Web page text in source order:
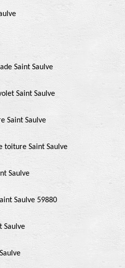
Saint Saulve
Saint Saulve
Saint Saulve
toiture Saint Saulve
Saulve
Saulve 59880
Saulve